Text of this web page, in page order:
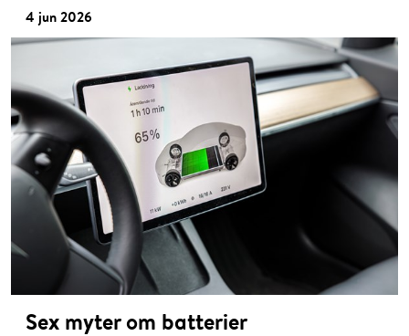
4 jun 2026
Sex myter om batterier